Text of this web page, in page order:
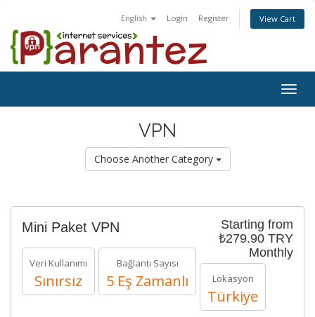
English Login Register View Cart
VPN
Choose Another Category
Starting from
₺279.90 TRY
Monthly
Mini Paket VPN
Veri Kullanımı
Sınırsız
Bağlantı Sayısı
5 Eş Zamanlı Lokasyon
Türkiye